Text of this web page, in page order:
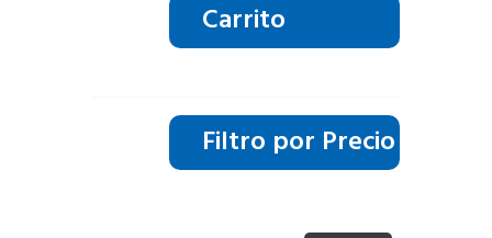
Carrito
Filtro por Precio